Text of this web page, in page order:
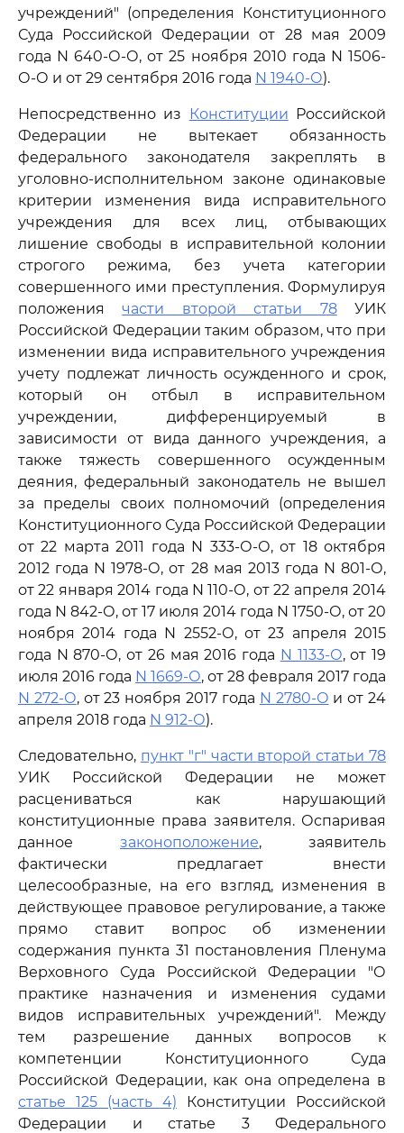
учреждений" (определения Конституционного
Суда Российской Федерации от 28 мая 2009
года N 640-О-О, от 25 ноября 2010 года N 1506-
О-О и от 29 сентября 2016 года N 1940-О).
Непосредственно из Конституции Российской
Федерации не вытекает обязанность
федерального законодателя закреплять в
уголовно-исполнительном законе одинаковые
критерии изменения вида исправительного
учреждения для всех лиц, отбывающих
лишение свободы в исправительной колонии
строгого режима, без учета категории
совершенного ими преступления. Формулируя
положениячасти второй статьи 78УИК
Российской Федерации таким образом, что при
изменении вида исправительного учреждения
учету подлежат личность осужденного и срок,
который он отбыл в исправительном
учреждении, дифференцируемый в
зависимости от вида данного учреждения, а
также тяжесть совершенного осужденным
деяния, федеральный законодатель не вышел
за пределы своих полномочий (определения
Конституционного Суда Российской Федерации
от 22 марта 2011 года N 333-О-О, от 18 октября
2012 года N 1978-О, от 28 мая 2013 года N 801-О,
от 22 января 2014 года N 110-О, от 22 апреля 2014
года N 842-О, от 17 июля 2014 года N 1750-О, от 20
ноября 2014 года N 2552-О, от 23 апреля 2015
года N 870-О, от 26 мая 2016 года N 1133-О, от 19
июля 2016 года N 1669-О, от 28 февраля 2017 года
N 272-О, от 23 ноября 2017 года N 2780-О и от 24
апреля 2018 года N 912-О).
Следовательно, пункт "г" части второй статьи 78
УИК Российской Федерации не может
расцениваться как нарушающий
конституционные права заявителя. Оспаривая
данное законоположение, заявитель
фактически предлагает внести
целесообразные, на его взгляд, изменения в
действующее правовое регулирование, а также
прямо ставит вопрос об изменении
содержания пункта 31 постановления Пленума
Верховного Суда Российской Федерации "О
практике назначения и изменения судами
видов исправительных учреждений". Между
тем разрешение данных вопросов к
компетенции Конституционного Суда
Российской Федерации, как она определена в
статье 125 (часть 4) Конституции Российской
Федерации и статье 3 Федерального